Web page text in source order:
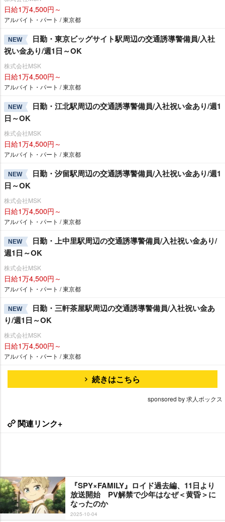
日給1万4,500円～
アルバイト・パート / 東京都
NEW
日勤・東京ビッグサイト駅周辺の交通誘導警備員/入社
祝い金あり/週1日～OK
株式会社MSK
日給1万4,500円～
アルバイト・パート / 東京都
NEW
日勤・江北駅周辺の交通誘導警備員/入社祝い金あり/週1
日～OK
株式会社MSK
日給1万4,500円～
アルバイト・パート / 東京都
NEW
日勤・汐留駅周辺の交通誘導警備員/入社祝い金あり/週1
日～OK
株式会社MSK
日給1万4,500円～
アルバイト・パート / 東京都
NEW
日勤・上中里駅周辺の交通誘導警備員/入社祝い金あり/
週1日～OK
株式会社MSK
日給1万4,500円～
アルバイト・パート / 東京都
NEW
日勤・三軒茶屋駅周辺の交通誘導警備員/入社祝い金あ
り/週1日～OK
株式会社MSK
日給1万4,500円～
アルバイト・パート / 東京都
続きはこちら
sponsored by 求人ボックス
関連リンク+
『SPY×FAMILY』ロイド過去編、11日より
放送開始 PV解禁で少年はなぜ＜黄昏＞に
なったのか
2025-10-04